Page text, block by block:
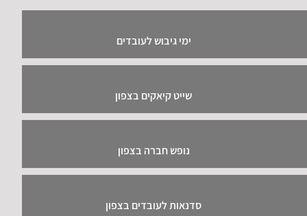
ימי גיבוש לעובדים
שייט קיאקים בצפון
נופש חברה בצפון
סדנאות לעובדים בצפון